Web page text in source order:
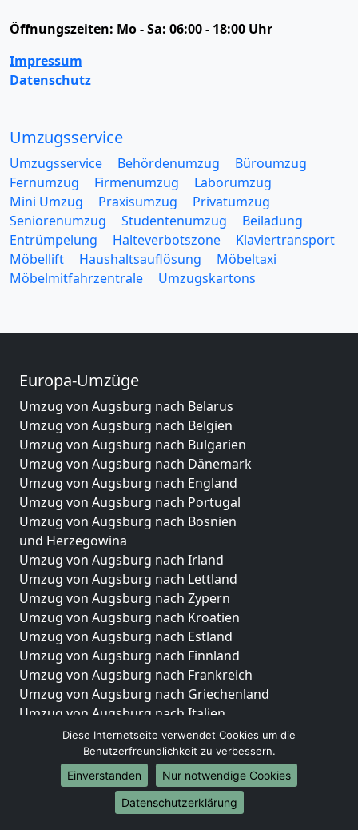
Öffnungszeiten: Mo - Sa: 06:00 - 18:00 Uhr
Impressum
Datenschutz
Umzugsservice
Umzugsservice Behördenumzug
Büroumzug
Fernumzug
Firmenumzug
Laborumzug
Mini Umzug
Praxisumzug
Privatumzug
Seniorenumzug
Studentenumzug
Beiladung
Entrümpelung
Halteverbotszone
Klaviertransport
Möbellift
Haushaltsauflösung
Möbeltaxi
Möbelmitfahrzentrale
Umzugskartons
Europa-Umzüge
Umzug von Augsburg nach Belarus
Umzug von Augsburg nach Belgien
Umzug von Augsburg nach Bulgarien
Umzug von Augsburg nach Dänemark
Umzug von Augsburg nach England
Umzug von Augsburg nach Portugal
Umzug von Augsburg nach Bosnien
und Herzegowina
Umzug von Augsburg nach Irland
Umzug von Augsburg nach Lettland
Umzug von Augsburg nach Zypern
Umzug von Augsburg nach Kroatien
Umzug von Augsburg nach Estland
Umzug von Augsburg nach Finnland
Umzug von Augsburg nach Frankreich
Umzug von Augsburg nach Griechenland
Umzug von Augsburg nach Italien
Umzug von Augsburg nach Liechtenstein
Umzug von Augsburg nach Luxemburg
Umzug von Augsburg nach Niederlande
Umzug von Augsburg nach Norwegen
Umzüge-Deutschlandweit
Diese Internetseite verwendet Cookies um die
Benutzerfreundlichkeit zu verbessern.
Einverstanden
Nur notwendige Cookies
Datenschutzerklärung